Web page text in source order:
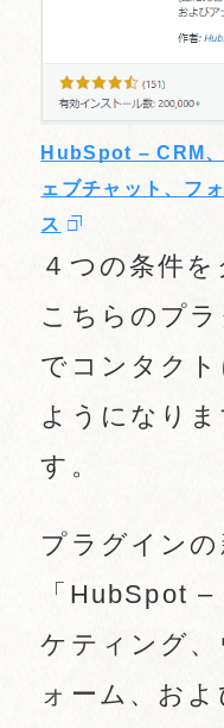
HubSpot – CRM、
ェブチャット、フ
ス
４つの条件
こちらのプ
でコンタク
ようになり
す。
プラグイン
「HubSpot
ケティング
ォーム、およ